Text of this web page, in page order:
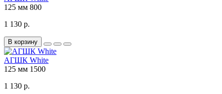
125 мм 800
1 130 р.
В корзину
АГШК White
125 мм 1500
1 130 р.